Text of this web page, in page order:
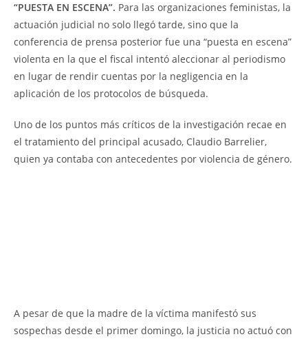
“PUESTA EN ESCENA”. Para las organizaciones feministas, la
actuación judicial no solo llegó tarde, sino que la
conferencia de prensa posterior fue una “puesta en escena”
violenta en la que el fiscal intentó aleccionar al periodismo
en lugar de rendir cuentas por la negligencia en la
aplicación de los protocolos de búsqueda.
Uno de los puntos más críticos de la investigación recae en
el tratamiento del principal acusado, Claudio Barrelier,
quien ya contaba con antecedentes por violencia de género.
A pesar de que la madre de la víctima manifestó sus
sospechas desde el primer domingo, la justicia no actuó con